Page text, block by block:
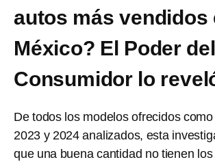
autos más vendidos
México? El Poder del
Consumidor lo
De todos los modelos ofrecidos
2023 y 2024 analizados, esta
que una buena cantidad no tienen